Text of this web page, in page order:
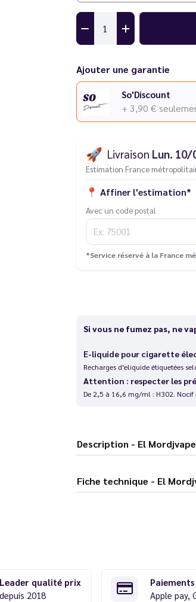
Ajouter une garantie
So'Discount
+ 3,90 €
🚀 Livraison Lun. 10/
Estimation France
📍 Affiner l'estimation*
Avec un code postal
*Service réservé à la France
Si vous ne fumez pas, ne
E-liquide pour cigarette
Recharges d'eliquide étiquetées
Attention : respecter les
De 2,5 à 16,6 mg/ml : H302.
Description - El
Fiche
Leader qualité prix
depuis 2018
Paiements
Apple pay,